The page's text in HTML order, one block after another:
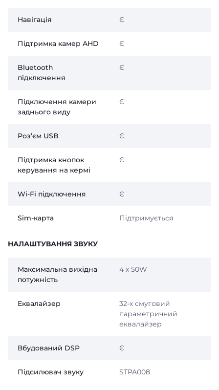
Навігація Є
Підтримка камер AHD Є
Bluetooth
підключення
Є
Підключення камери
заднього виду
Є
Розʼєм USB Є
Підтримка кнопок
керування на кермі
Є
Wi-Fi підключення Є
Sim-карта Підтримується
НАЛАШТУВАННЯ ЗВУКУ
Максимальна вихідна
потужність
4 x 50W
Еквалайзер
32-х смуговий
параметричний
еквалайзер
Вбудований DSP Є
Підсилювач звуку STPA008